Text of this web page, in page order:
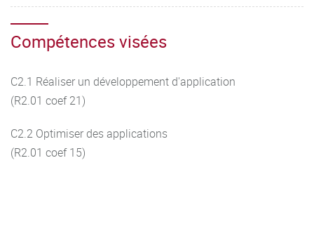
Compétences visées
C2.1 Réaliser un développement d'application
(R2.01 coef 21)
C2.2 Optimiser des applications
(R2.01 coef 15)